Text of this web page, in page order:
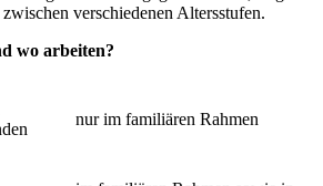
verschiedenen Altersstufen.
wo arbeiten?
nur im familiären Rahmen